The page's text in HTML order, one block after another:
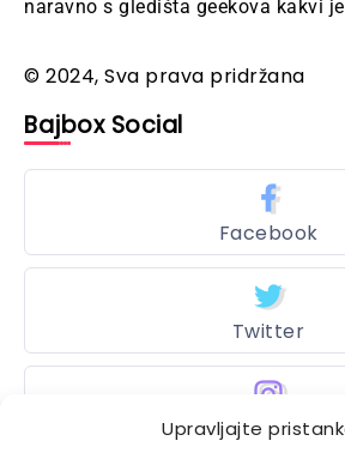
Upravljajte
naravno s gledišta geekova kakvi
© 2024, Sva prava pridržana
Bajbox Social
Facebook
Twitter
Instagram